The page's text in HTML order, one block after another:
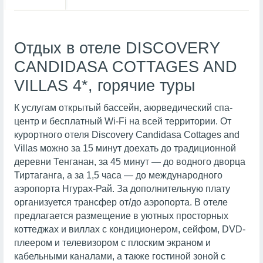
Отдых в отеле DISCOVERY
CANDIDASA COTTAGES AND
VILLAS 4*, горячие туры
К услугам открытый бассейн, аюрведический спа-
центр и бесплатный Wi-Fi на всей территории. От
курортного отеля Discovery Candidasa Cottages and
Villas можно за 15 минут доехать до традиционной
деревни Тенганан, за 45 минут — до водного дворца
Тиртаганга, а за 1,5 часа — до международного
аэропорта Нгурах-Рай. За дополнительную плату
организуется трансфер от/до аэропорта. В отеле
предлагается размещение в уютных просторных
коттеджах и виллах с кондиционером, сейфом, DVD-
плеером и телевизором с плоским экраном и
кабельными каналами, а также гостиной зоной с